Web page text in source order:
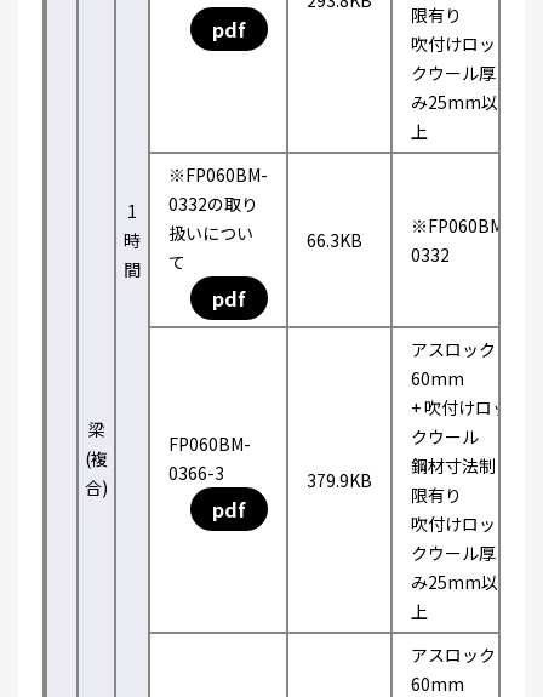
梁
(複
合)
1
時
間
pdf
限有り
吹付けロッ
クウール厚
み25mm以
上
※FP060BM-
0332の取り
扱いについ
て
pdf
66.3KB
※FP060BM-
0332
FP060BM-
0366-3
pdf
379.9KB
アスロック
60mm
+ 吹付けロッ
クウール
鋼材寸法制
限有り
吹付けロッ
クウール厚
み25mm以
上
アスロック
60mm